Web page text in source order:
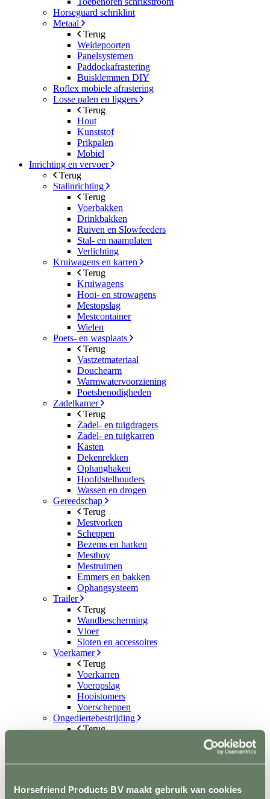
Horsefriend Products BV maakt gebruik van cookies
Horseguard schriklint
Metaal
Terug
Weidepoorten
Panelsystemen
Paddockafrastering
Buisklemmen DIY
Roflex mobiele afrastering
Losse palen en liggers
Terug
Hout
Kunststof
Prikpalen
Mobiel
Inrichting en vervoer
Terug
Stalinrichting
Terug
Voerbakken
Drinkbakken
Ruiven en Slowfeeders
Stal- en naamplaten
Verlichting
Kruiwagens en karren
Terug
Kruiwagens
Hooi- en strowagens
Mestopslag
Mestcontainer
Wielen
Poets- en wasplaats
Terug
Vastzetmateriaal
Douchearm
Warmwatervoorziening
Poetsbenodigheden
Zadelkamer
Terug
Zadel- en tuigdragers
Zadel- en tuigkarren
Kasten
Dekenrekken
Ophanghaken
Hoofdstelhouders
Wassen en drogen
Gereedschap
Terug
Mestvorken
Scheppen
Bezems en harken
Mestboy
Mestruimen
Emmers en bakken
Ophangsysteem
Trailer
Terug
Wandbescherming
Vloer
Sloten en accessoires
Voerkamer
Terug
Voerkarren
Voeropslag
Hooistomers
Voerscheppen
Ongediertebestrijding
Terug
Elektrische bestrijding
Houten poorten